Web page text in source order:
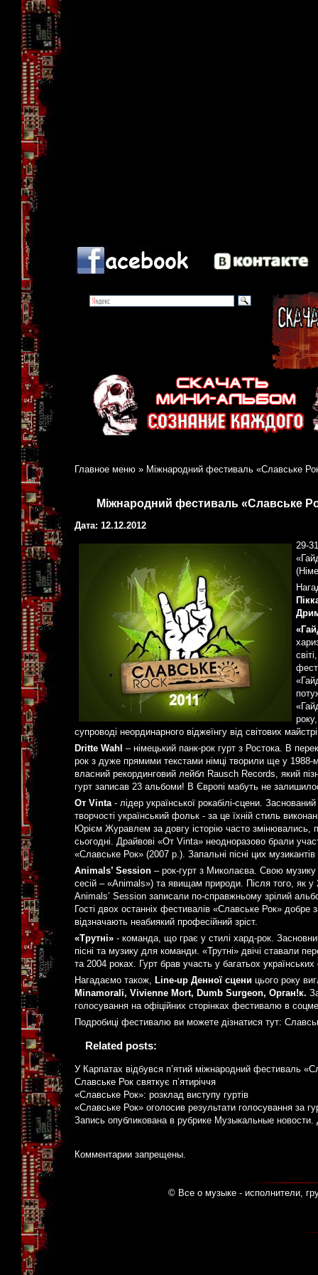
Главное меню » Міжнародний фестиваль «Славське
Міжнародний фестиваль «Славське
Дата: 12.12.2012
29-
супроводі неординарного віджеїнгу від світових
Dritte Wahl – німецький панк-рок гурт з Ростока. В
рок з дуже прямими текстами німці творили ще у 1988-
власний рекординговий лейбл Rausch Records, який
гурт записав 23 альбоми! В Європі мабуть не
Oт Vinta- лідер української рокабілі-сцени.
творчості український фольк - за це їхній стиль
Юрієм Журавлем за довгу історію часто змінювались,
сьогодні. Драйвові «Oт Vinta» неодноразово брали
«Славське Рок» (2007 р.). Запальні пісні цих
Animals’ Session – рок-гурт з Миколаєва. Свою музику
сесій – «Animals») та явищам природи. Після того, як
Animals’ Session записали по-справжньому зрілий
Гості двох останніх фестивалів «Славське Рок» добре
відзначають неабиякий професійний зріст.
«Трутні» - команда, що грає у стилі хард-рок.
пісні та музику для команди. «Трутні» двічі ставали
та 2004 роках. Гурт брав участь у багатьох
Нагадаємо також, Line-up Денної сцени цього року
Minamorali, Vivienne Mort, Dumb Surgeon, Орган!к.
голосування на офіційних сторінках фестивалю в
Подробиці фестивалю ви можете дізнатися тут:
Related posts:
У Карпатах відбувся п’ятий міжнародний фестиваль
Славське Рок святкує п’ятиріччя
«Славське Рок»: розклад виступу гуртів
«Славське Рок» оголосив результати голосування за
Запись опубликована в рубрике Музыкальные новости.
Комментарии запрещены.
© Все о музыке - исполнители,